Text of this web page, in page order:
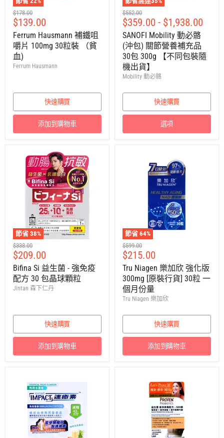
建
議
零
售
價
$178.00
售
價
$139.00
Ferrum Hausmann 補鐵咀
嚼片 100mg 30粒裝 （貧
血)
Ferrum Hausmann
快速購買
添加到購物車
建
議
零
售
價
$552.00
$359.00 - $1,938.00
SANOFI Mobility 動必骼
(沖包) 關節營養補充品
30包 300g 【不同包裝隨
機出貨】
Mobility 動必骼
快速購買
選項
節省 38%
建
議
零
售
價
$338.00
售
價
$209.00
Bifina Si 益生菌 - 強免疫
配方 30 包晶球顆粒
Jintan 森下仁丹
快速購買
添加到購物車
節省 64%
建
議
零
售
價
$599.00
售
價
$215.00
Tru Niagen 樂加欣 強化版
300mg [原裝行貨] 30粒 一
個月份量
Tru Niagen 樂加欣
快速購買
添加到購物車